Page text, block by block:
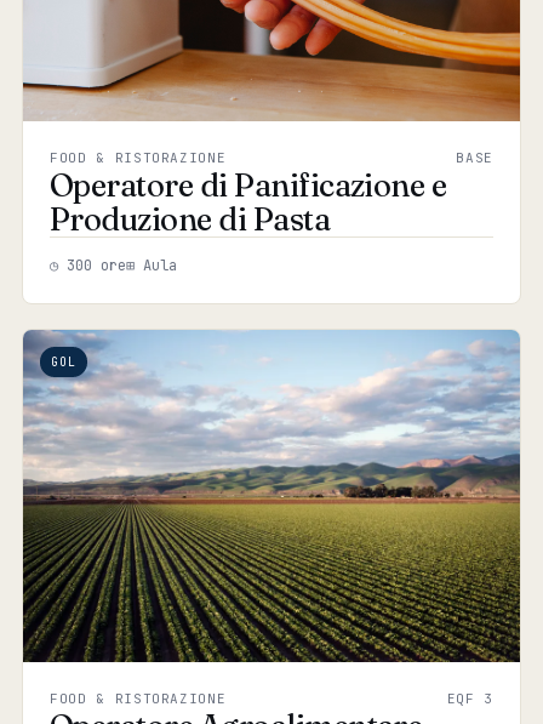
FOOD & RISTORAZIONE BASE
Operatore di Panificazione e
Produzione di Pasta
◷ 300 ore⊞ Aula
GOL
FOOD & RISTORAZIONE EQF 3